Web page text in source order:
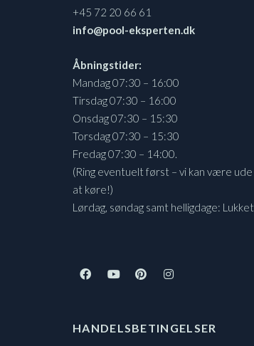
+45 72 20 66 61
info@pool-eksperten.dk
Åbningstider:
Mandag 07:30 – 16:00
Tirsdag 07:30 – 16:00
Onsdag 07:30 – 15:30
Torsdag 07:30 – 15:30
Fredag 07:30 – 14:00.
(Ring eventuelt først – vi kan være ude
at køre!)
Lørdag, søndag samt helligdage: Lukket
HANDELSBETINGELSER